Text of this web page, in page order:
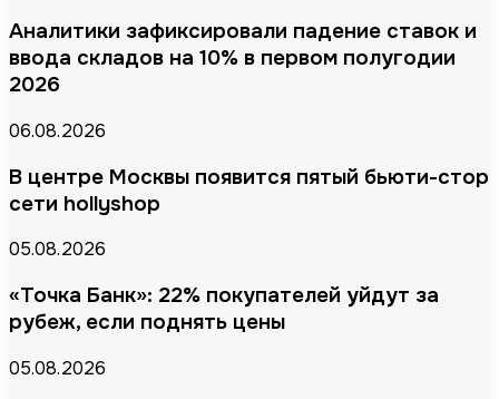
Аналитики зафиксировали падение ставок и
ввода складов на 10% в первом полугодии
2026
06.08.2026
В центре Москвы появится пятый бьюти-стор
сети hollyshop
05.08.2026
«Точка Банк»: 22% покупателей уйдут за
рубеж, если поднять цены
05.08.2026